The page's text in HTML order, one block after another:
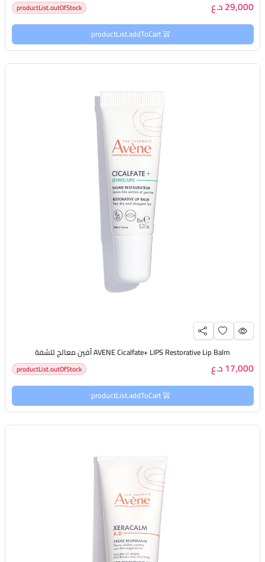
29,000 د.ع productList.outOfStock
productList.addToCart
AVENE Cicalfate+ LIPS Restorative Lip Balm أفين معالج للشفة
17,000 د.ع productList.outOfStock
productList.addToCart